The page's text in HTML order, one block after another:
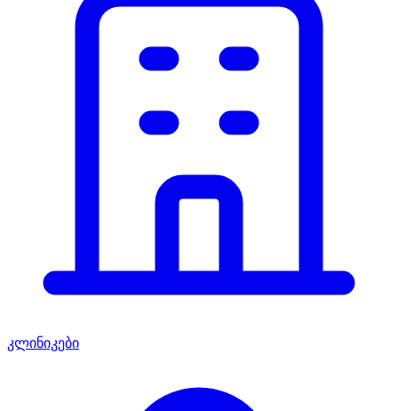
კლინიკები